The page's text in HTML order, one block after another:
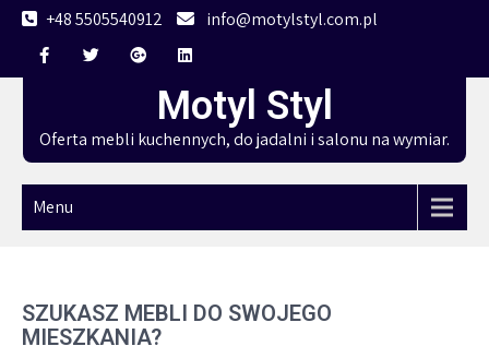
Skip
content
+48 5505540912 info@motylstyl.com.pl
Motyl Styl
Oferta mebli kuchennych, do jadalni i salonu na wymiar.
Menu
SZUKASZ MEBLI DO SWOJEGO
MIESZKANIA?